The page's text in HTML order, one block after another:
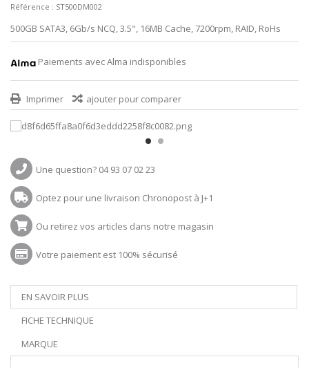
Référence : ST500DM002
500GB SATA3, 6Gb/s NCQ, 3.5", 16MB Cache, 7200rpm, RAID, RoHs
Paiements avec Alma indisponibles
Imprimer ajouter pour comparer
Une question? 04 93 07 02 23
Optez pour une livraison Chronopost à J+1
Ou retirez vos articles dans notre magasin
Votre paiement est 100% sécurisé
EN SAVOIR PLUS
FICHE TECHNIQUE
MARQUE